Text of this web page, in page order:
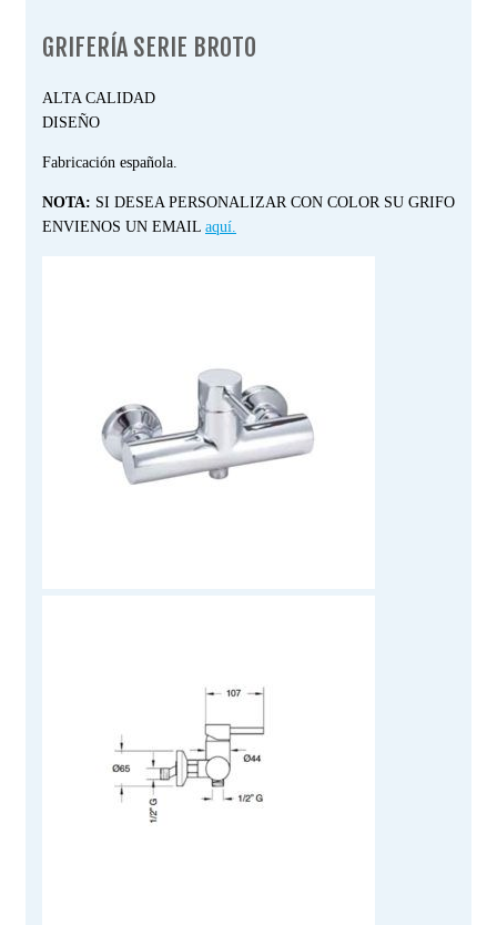
GRIFERÍA SERIE BROTO
ALTA CALIDAD
DISEÑO
Fabricación española.
NOTA: SI DESEA PERSONALIZAR CON COLOR SU GRIFO
ENVIENOS UN EMAIL aquí.